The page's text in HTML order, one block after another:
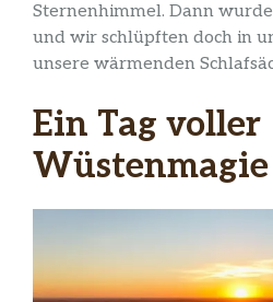
Sternenhimmel. Dann
und wir schlüpften doch in
unsere wärmenden
Ein Tag voller
Wüstenmagie